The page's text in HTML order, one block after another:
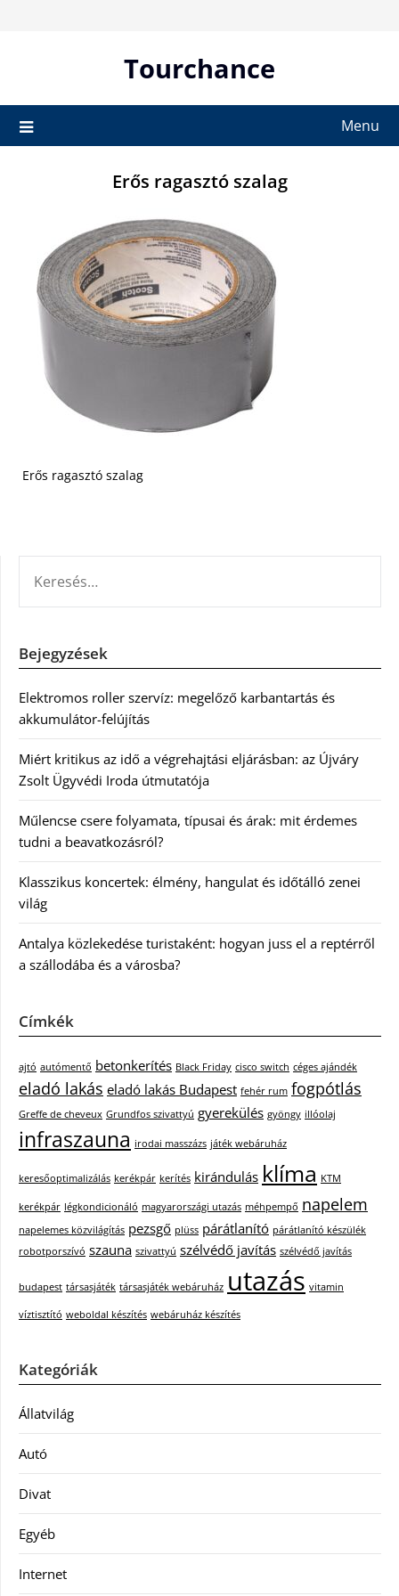
Tourchance
Menu
Erős ragasztó szalag
Erős ragasztó szalag
Bejegyzések
Elektromos roller szervíz: megelőző karbantartás és
akkumulátor-felújítás
Miért kritikus az idő a végrehajtási eljárásban: az Újváry
Zsolt Ügyvédi Iroda útmutatója
Műlencse csere folyamata, típusai és árak: mit érdemes
tudni a beavatkozásról?
Klasszikus koncertek: élmény, hangulat és időtálló zenei
világ
Antalya közlekedése turistaként: hogyan juss el a reptérről
a szállodába és a városba?
Címkék
ajtó autómentő betonkerítés Black Friday cisco switch céges ajándék
eladó lakás eladó lakás Budapest fehér rum fogpótlás
Greffe de cheveux Grundfos szivattyú gyerekülés gyöngy illóolaj
infraszauna irodai masszázs játék webáruház
keresőoptimalizálás kerékpár kerítés kirándulás klíma KTM
kerékpár légkondicionáló magyarországi utazás méhpempő napelem
napelemes közvilágítás pezsgő plüss párátlanító párátlanító készülék
robotporszívó szauna szivattyú szélvédő javítás szélvédő javítás
budapest társasjáték társasjáték webáruház utazás vitamin
víztisztító weboldal készítés webáruház készítés
Kategóriák
Állatvilág
Autó
Divat
Egyéb
Internet